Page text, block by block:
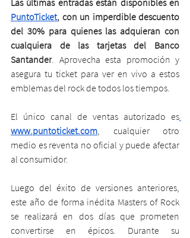
PuntoTicket, con un imperdible descuento
del 30% para quienes las adquieran con
cualquiera de las tarjetas del Banco
Santander. Aprovecha esta promoción y
asegura tu ticket para ver en vivo a estos
emblemas del rock de todos los tiempos.
El único canal de ventas autorizado es
www.puntoticket.com, cualquier otro
medio es reventa no oficial y puede afectar
al consumidor.
Luego del éxito de versiones anteriores,
este año de forma inédita Masters of Rock
se realizará en dos días que prometen
convertirse en épicos. Durante su